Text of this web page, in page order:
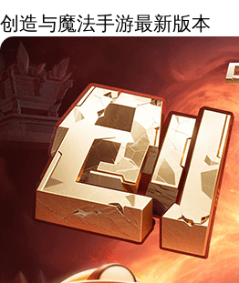
创造与魔法手游最新版本